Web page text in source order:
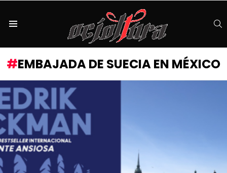
EMBAJADA DE SUECIA EN MÉXICO